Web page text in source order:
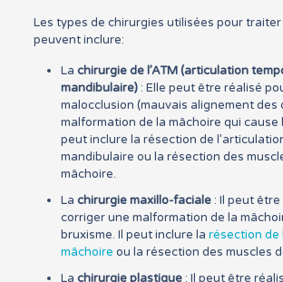
Les types de chirurgies utilisées pour traiter
peuvent inclure:
La chirurgie de l’ATM (articulation
mandibulaire): Elle peut être réalisé
malocclusion (mauvais alignement des
malformation de la mâchoire qui cause
peut inclure la résection de
mandibulaire ou la résection des
mâchoire.
La chirurgie maxillo-faciale: Il peut être
corriger une malformation de la
bruxisme. Il peut inclure la résection de
mâchoire ou la résection des muscles
La chirurgie plastique: Il peut être